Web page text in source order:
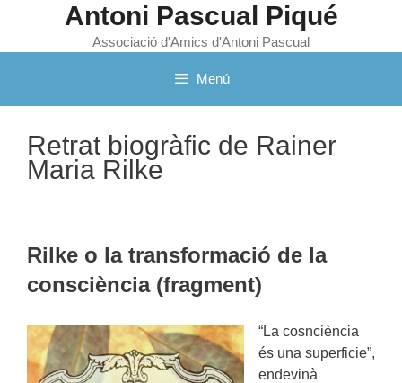
contingut
Antoni Pascual Piqué
Associació d'Amics d'Antoni Pascual
Menú
Retrat biogràfic de Rainer
Maria Rilke
Rilke o la transformació de la
consciència (fragment)
“La cosnciència
és una superficie”,
endevinà